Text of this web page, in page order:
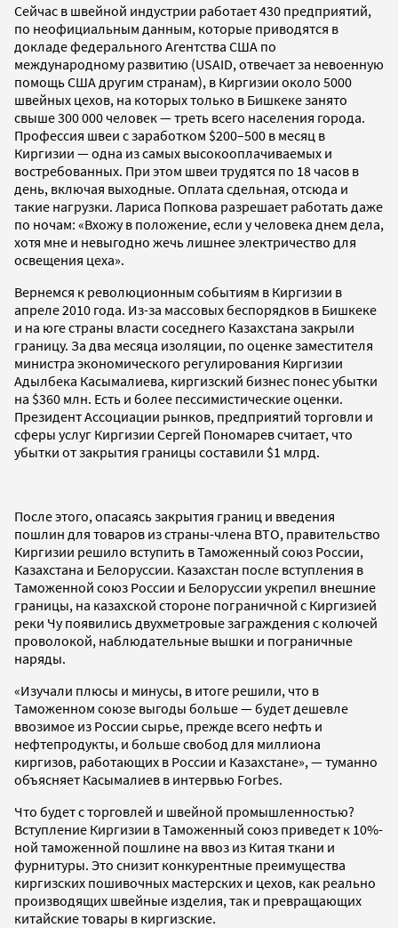
Сейчас в швейной индустрии работает 430 предприятий,
по неофициальным данным, которые приводятся в
докладе федерального Агентства США по
международному развитию (USAID, отвечает за невоенную
помощь США другим странам), в Киргизии около 5000
швейных цехов, на которых только в Бишкеке занято
свыше 300 000 человек — треть всего населения города.
Профессия швеи с заработком $200–500 в месяц в
Киргизии — одна из самых высокооплачиваемых и
востребованных. При этом швеи трудятся по 18 часов в
день, включая выходные. Оплата сдельная, отсюда и
такие нагрузки. Лариса Попкова разрешает работать даже
по ночам: «Вхожу в положение, если у человека днем дела,
хотя мне и невыгодно жечь лишнее электричество для
освещения цеха».
Вернемся к революционным событиям в Киргизии в
апреле 2010 года. Из-за массовых беспорядков в Бишкеке
и на юге страны власти соседнего Казахстана закрыли
границу. За два месяца изоляции, по оценке заместителя
министра экономического регулирования Киргизии
Адылбека Касымалиева, киргизский бизнес понес убытки
на $360 млн. Есть и более пессимистические оценки.
Президент Ассоциации рынков, предприятий торговли и
сферы услуг Киргизии Сергей Пономарев считает, что
убытки от закрытия границы составили $1 млрд.
После этого, опасаясь закрытия границ и введения
пошлин для товаров из страны-члена ВТО, правительство
Киргизии решило вступить в Таможенный союз России,
Казахстана и Белоруссии. Казахстан после вступления в
Таможенной союз России и Белоруссии укрепил внешние
границы, на казахской стороне пограничной с Киргизией
реки Чу появились двухметровые заграждения с колючей
проволокой, наблюдательные вышки и пограничные
наряды.
«Изучали плюсы и минусы, в итоге решили, что в
Таможенном союзе выгоды больше — будет дешевле
ввозимое из России сырье, прежде всего нефть и
нефтепродукты, и больше свобод для миллиона
киргизов, работающих в России и Казахстане», — туманно
объясняет Касымалиев в интервью Forbes.
Что будет с торговлей и швейной промышленностью?
Вступление Киргизии в Таможенный союз приведет к 10%-
ной таможенной пошлине на ввоз из Китая ткани и
фурнитуры. Это снизит конкурентные преимущества
киргизских пошивочных мастерских и цехов, как реально
производящих швейные изделия, так и превращающих
китайские товары в киргизские.